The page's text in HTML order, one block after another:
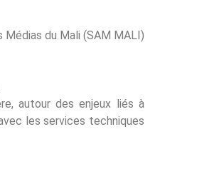
Médias du Mali (SAM MALI)
autour des enjeux liés à
les services techniques